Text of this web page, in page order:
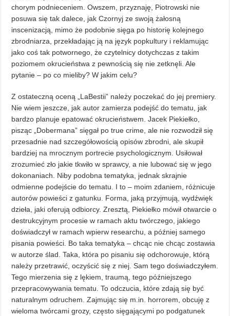
chorym podnieceniem. Owszem, przyznaję, Piotrowski nie
posuwa się tak dalece, jak Czornyj ze swoją żałosną
inscenizacją, mimo że podobnie sięga po historię kolejnego
zbrodniarza, przekładając ją na język popkultury i reklamując
jako coś tak potwornego, że czytelnicy dotychczas z takim
poziomem okrucieństwa z pewnością się nie zetknęli. Ale
pytanie – po co mieliby? W jakim celu?
Z ostateczną oceną „LaBestii” należy poczekać do jej premiery.
Nie wiem jeszcze, jak autor zamierza podejść do tematu, jak
bardzo planuje epatować okrucieństwem. Jacek Piekiełko,
pisząc „Dobermana” sięgał po true crime, ale nie rozwodził się
przesadnie nad szczegółowością opisów zbrodni, ale skupił
bardziej na mrocznym portrecie psychologicznym. Usiłował
zrozumieć zło jakie tkwiło w sprawcy, a nie lubować się w jego
dokonaniach. Niby podobna tematyka, jednak skrajnie
odmienne podejście do tematu. I to – moim zdaniem, różnicuje
autorów powieści z gatunku. Forma, jaką przyjmują, wydźwięk
dzieła, jaki oferują odbiorcy. Zresztą, Piekiełko mówił otwarcie o
destrukcyjnym procesie w ramach aktu twórczego, jakiego
doświadczył w ramach wpierw researchu, a później samego
pisania powieści. Bo taka tematyka – chcąc nie chcąc zostawia
w autorze ślad. Taka, która po pisaniu się odchorowuje, którą
należy przetrawić, oczyścić się z niej. Sam tego doświadczyłem.
Tego mierzenia się z lękiem, traumą, tego późniejszego
przepracowywania tematu. To odczucia, które zdają się być
naturalnym odruchem. Zajmując się m.in. horrorem, obcuję z
wieloma twórcami grozy, często sięgającymi po podgatunek